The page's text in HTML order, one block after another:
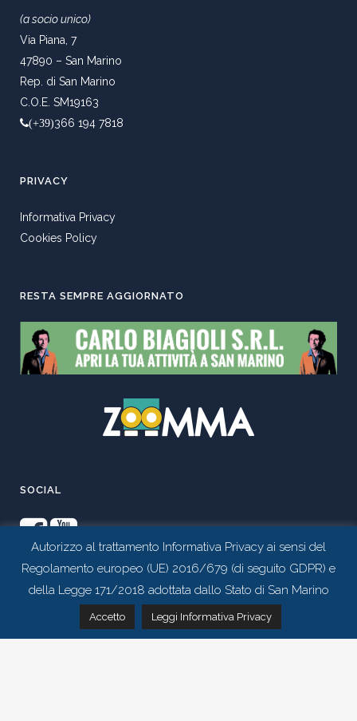
(a socio unico)
Via Piana, 7
47890 – San Marino
Rep. di San Marino
C.O.E. SM19163
(+39)366 194 7818
PRIVACY
Informativa Privacy
Cookies Policy
RESTA SEMPRE AGGIORNATO
SOCIAL
Realizzato daStudio 99
Autorizzo al trattamento Informativa Privacy ai sensi del
Regolamento europeo (UE) 2016/679 (di seguito GDPR) e
della Legge 171/2018 adottata dallo Stato di San Marino
Accetto Leggi Informativa Privacy
Contattaci tramite whatsapp